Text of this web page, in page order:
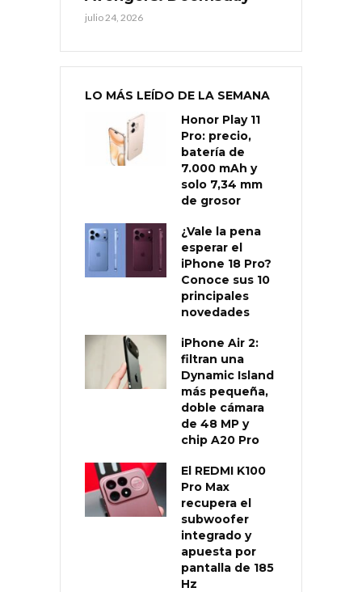
julio 24, 2026
LO MÁS LEÍDO DE LA SEMANA
Honor Play 11
Pro: precio,
batería de
7.000 mAh y
solo 7,34 mm
de grosor
¿Vale la pena
esperar el
iPhone 18 Pro?
Conoce sus 10
principales
novedades
iPhone Air 2:
filtran una
Dynamic Island
más pequeña,
doble cámara
de 48 MP y
chip A20 Pro
El REDMI K100
Pro Max
recupera el
subwoofer
integrado y
apuesta por
pantalla de 185
Hz